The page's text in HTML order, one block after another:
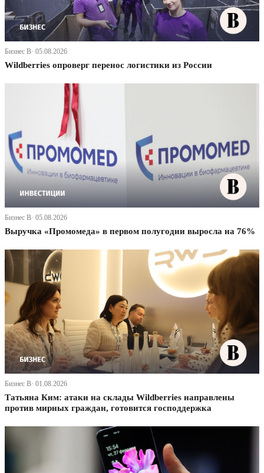
Бизнес В· 05.08.2026
Wildberries опроверг перенос логистики из России
Бизнес В· 05.08.2026
Выручка «Промомеда» в первом полугодии выросла на 76%
Бизнес В· 01.08.2026
Татьяна Ким: атаки на склады Wildberries направлены
против мирных граждан, готовится господдержка